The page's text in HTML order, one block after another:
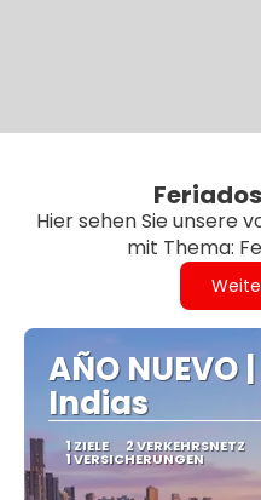
Hier sehen Sie unsere
mit Thema:
AÑO
Indias
1 ZIELE 2 VERKEHRSNETZ
1 VERSICHERUNGEN